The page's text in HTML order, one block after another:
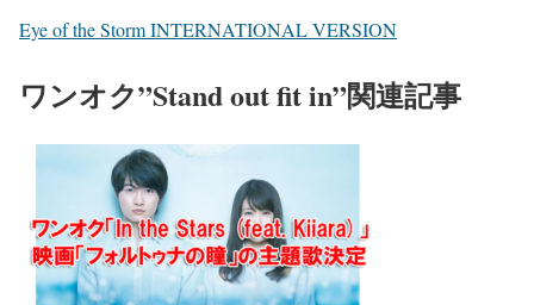
Eye of the Storm INTERNATIONAL VERSION
ワンオク”Stand out fit in”関連記事